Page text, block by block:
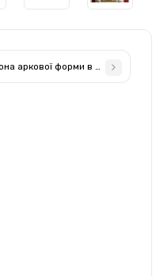
см у кіоті під склом,
аркової форми в шкірі